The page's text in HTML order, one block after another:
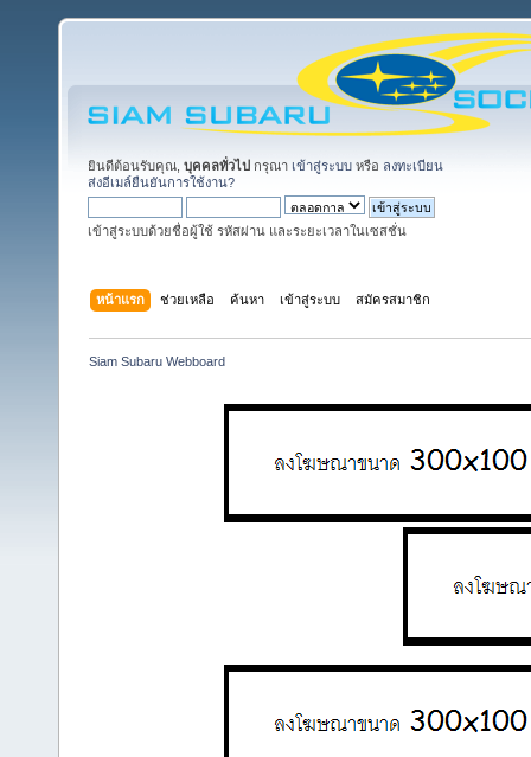
ยินดีต้อนรับคุณ, บุคคลทั่วไป กรุณา เข้าสู่ระบบ หรือ ลงทะเบียน
ส่งอีเมล์ยืนยันการใช้งาน?
เข้าสู่ระบบด้วยชื่อผู้ใช้ รหัสผ่าน และระยะเวลาในเซสชั่น
หน้าแรก ช่วยเหลือ ค้นหา เข้าสู่ระบบ สมัครสมาชิก
Siam Subaru Webboard